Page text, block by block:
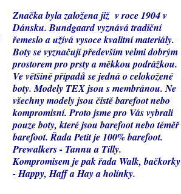
Značka byla založena již v roce 1904 v
Dánsku. Bundgaard vyznává tradiční
řemeslo a užívá vysoce kvalitní materiály.
Boty se vyznačují především velmi dobrým
prostorem pro prsty a měkkou podrážkou.
Ve většině případů se jedná o celokožené
boty. Modely TEX jsou s membránou. Ne
všechny modely jsou čistě barefoot nebo
kompromisní. Proto jsme pro Vás vybrali
pouze boty, které jsou barefoot nebo téměř
barefoot. Řada Petit je 100% barefoot.
Prewalkers - Tannu a Tilly.
Kompromisem je pak řada Walk, bačkorky
- Happy, Haff a Hay a holínky.